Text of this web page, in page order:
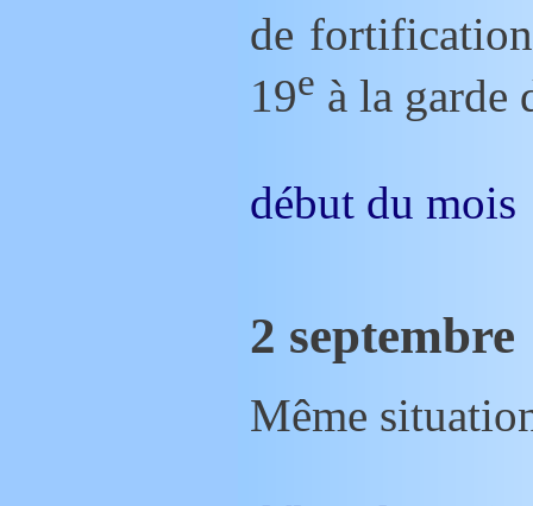
de
19e à la garde
début du mois
2 septembre
Même